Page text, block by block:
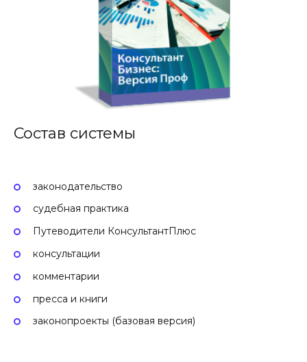
Состав системы
законодательство
судебная практика
Путеводители КонсультантПлюс
консультации
комментарии
пресса и книги
законопроекты (базовая версия)